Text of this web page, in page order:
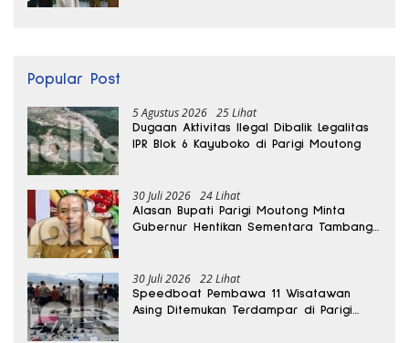
Popular Post
5 Agustus 2026 25 Lihat
Dugaan Aktivitas Ilegal Dibalik Legalitas
IPR Blok 6 Kayuboko di Parigi Moutong
30 Juli 2026 24 Lihat
Alasan Bupati Parigi Moutong Minta
Gubernur Hentikan Sementara Tambang
30 Juli 2026 22 Lihat
Speedboat Pembawa 11 Wisatawan
Asing Ditemukan Terdampar di Parigi